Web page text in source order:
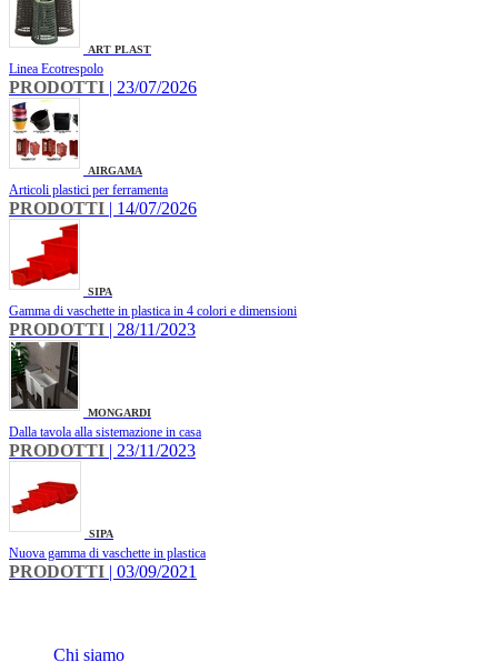
ART PLAST
Linea Ecotrespolo
PRODOTTI | 23/07/2026
AIRGAMA
Articoli plastici per ferramenta
PRODOTTI | 14/07/2026
SIPA
Gamma di vaschette in plastica in 4 colori e dimensioni
PRODOTTI | 28/11/2023
MONGARDI
Dalla tavola alla sistemazione in casa
PRODOTTI | 23/11/2023
SIPA
​Nuova gamma di vaschette in plastica
PRODOTTI | 03/09/2021
Chi siamo